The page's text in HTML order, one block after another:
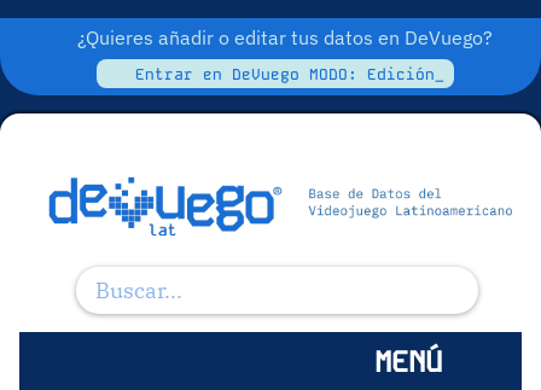
¿Quieres añadir o editar tus datos en DeVuego?
Entrar en DeVuego MODO: Edición_
MENÚ